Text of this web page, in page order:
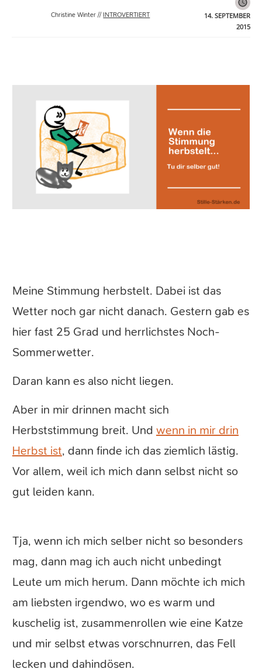
Christine Winter // INTROVERTIERT
14. SEPTEMBER
2015
Meine Stimmung herbstelt. Dabei ist das
Wetter noch gar nicht danach. Gestern gab es
hier fast 25 Grad und herrlichstes Noch-
Sommerwetter.
Daran kann es also nicht liegen.
Aber in mir drinnen macht sich
Herbststimmung breit. Und wenn in mir drin
Herbst ist, dann finde ich das ziemlich lästig.
Vor allem, weil ich mich dann selbst nicht so
gut leiden kann.
Tja, wenn ich mich selber nicht so besonders
mag, dann mag ich auch nicht unbedingt
Leute um mich herum. Dann möchte ich mich
am liebsten irgendwo, wo es warm und
kuschelig ist, zusammenrollen wie eine Katze
und mir selbst etwas vorschnurren, das Fell
lecken und dahindösen.